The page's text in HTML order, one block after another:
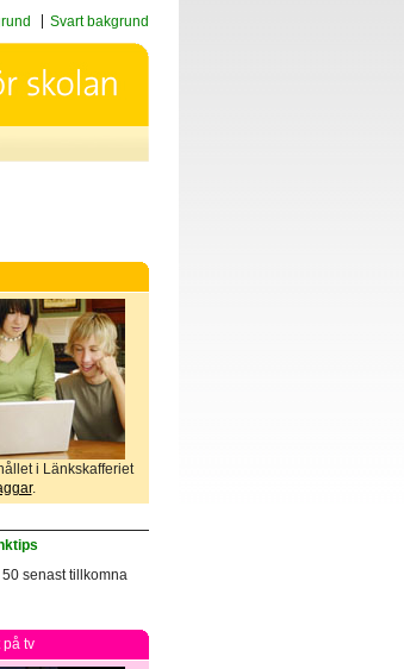
Svart bakgrund
i Länkskafferiet
.
senast tillkomna
på tv